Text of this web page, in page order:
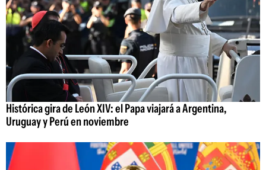
Histórica gira de León XIV: el Papa viajará a Argentina,
Uruguay y Perú en noviembre